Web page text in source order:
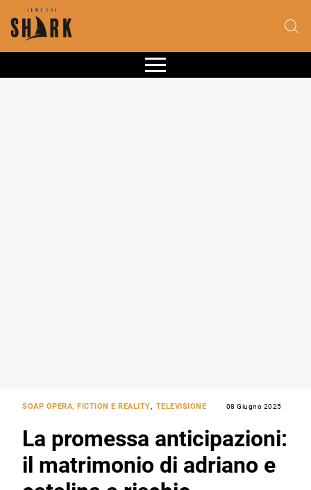
SOAP OPERA, FICTION E REALITY, TELEVISIONE 08 Giugno 2025
La promessa anticipazioni:
il matrimonio di adriano e